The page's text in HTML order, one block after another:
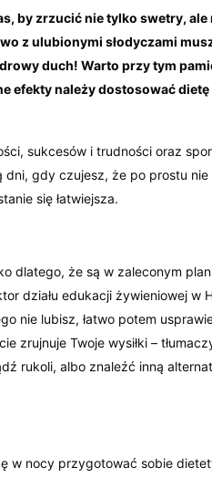
by zrzucić nie tylko swetry,
z ulubionymi słodyczami
duch! Warto przy tym
efekty należy dostosować
sukcesów i trudności oraz
gdy czujesz, że po prostu nie
się łatwiejsza.
że są w zaleconym
działu edukacji żywieniowej w
nie lubisz, łatwo potem
zrujnuje Twoje wysiłki –
rukoli, albo znaleźć inną
w nocy przygotować sobie